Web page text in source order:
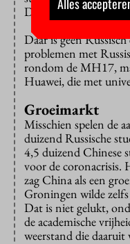
De Kamer stelt er
Daar is geen
problemen met
rondom de MH17,
Huawei, die met
Groeimarkt
Misschien spelen de
duizend Russische
4,5 duizend Chinese
voor de coronacrisis.
zag China als een
Groningen wilde
Dat is niet gelukt,
de academische
weerstand die